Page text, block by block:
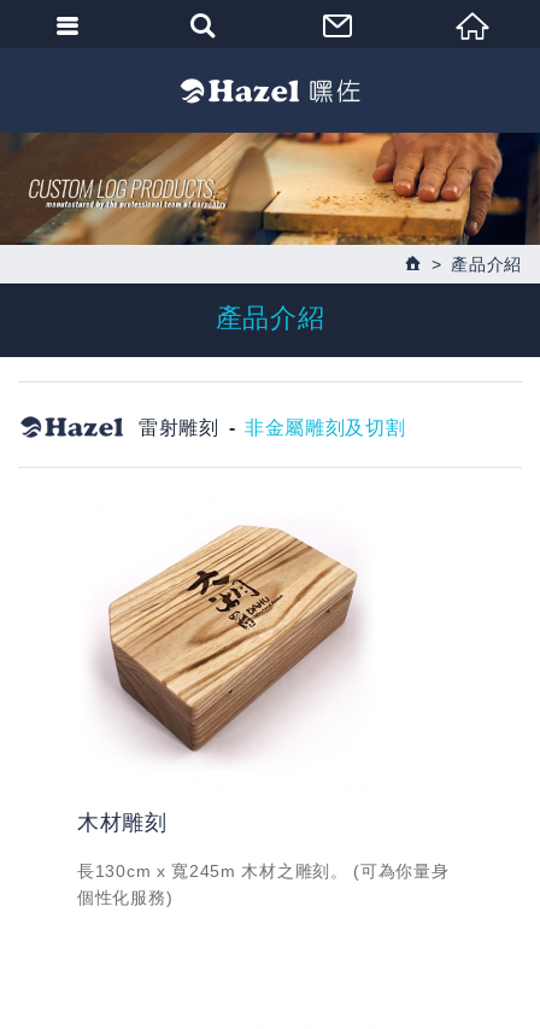
產品介紹
產品介紹
雷射雕刻 非金屬雕刻及切割
木材雕刻
長130cm x 寬245m 木材之雕刻。 (可為你量身
個性化服務)